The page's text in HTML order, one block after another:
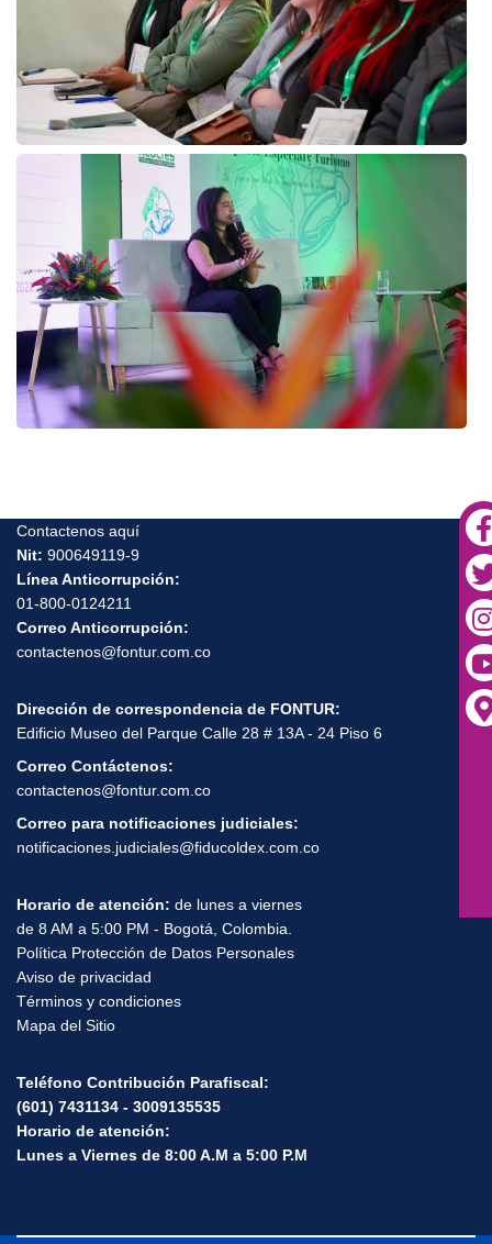
Contactenos aquí
Nit: 900649119-9
Línea Anticorrupción:
01-800-0124211
Correo Anticorrupción:
contactenos@fontur.com.co
Dirección de correspondencia de FONTUR:
Edificio Museo del Parque Calle 28 # 13A - 24 Piso 6
Correo Contáctenos:
contactenos@fontur.com.co
Correo para notificaciones judiciales:
notificaciones.judiciales@fiducoldex.com.co
Horario de atención: de lunes a viernes
de 8 AM a 5:00 PM - Bogotá, Colombia.
Política Protección de Datos Personales
Aviso de privacidad
Términos y condiciones
Mapa del Sitio
Teléfono Contribución Parafiscal:
(601) 7431134 - 3009135535
Horario de atención:
Lunes a Viernes de 8:00 A.M a 5:00 P.M